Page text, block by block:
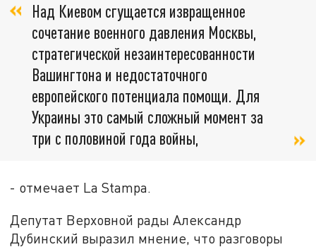
Над Киевом сгущается извращенное
сочетание военного давления Москвы,
стратегической незаинтересованности
Вашингтона и недостаточного
европейского потенциала помощи. Для
Украины это самый сложный момент за
три с половиной года войны,
- отмечает La Stampa.
Депутат Верховной рады Александр
Дубинский выразил мнение, что разговоры